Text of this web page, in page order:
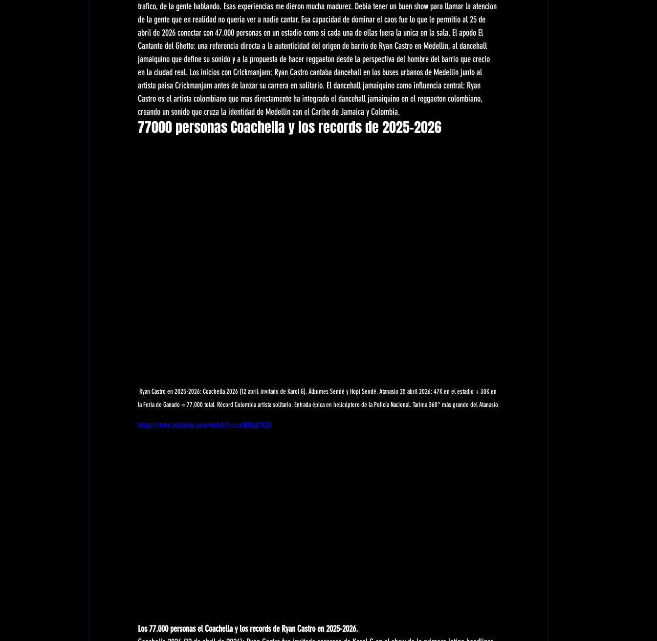
trafico, de la gente hablando. Esas experiencias me dieron mucha madurez. Debia tener un buen show para llamar la atencion
de la gente que en realidad no queria ver a nadie cantar. Esa capacidad de dominar el caos fue lo que le permitio al 25 de
abril de 2026 conectar con 47.000 personas en un estadio como si cada una de ellas fuera la unica en la sala. El apodo El
Cantante del Ghetto: una referencia directa a la autenticidad del origen de barrio de Ryan Castro en Medellin, al dancehall
jamaiquino que define su sonido y a la propuesta de hacer reggaeton desde la perspectiva del hombre del barrio que crecio
en la ciudad real. Los inicios con Crickmanjam: Ryan Castro cantaba dancehall en los buses urbanos de Medellin junto al
artista paisa Crickmanjam antes de lanzar su carrera en solitario. El dancehall jamaiquino como influencia central: Ryan
Castro es el artista colombiano que mas directamente ha integrado el dancehall jamaiquino en el reggaeton colombiano,
creando un sonido que cruza la identidad de Medellin con el Caribe de Jamaica y Colombia.
77000 personas Coachella y los records de 2025-2026
Ryan Castro en 2025-2026: Coachella 2026 (12 abril, invitado de Karol G). Álbumes Sendé y Hopi Sendé. Atanasio 25 abril 2026: 47K en el estadio + 30K en
la Feria de Ganado = 77.000 total. Récord Colombia artista solitario. Entrada épica en helicóptero de la Policía Nacional. Tarima 360° más grande del Atanasio.
https://www.youtube.com/watch?v=sntN4GgVK38
Los 77.000 personas el Coachella y los records de Ryan Castro en 2025-2026.